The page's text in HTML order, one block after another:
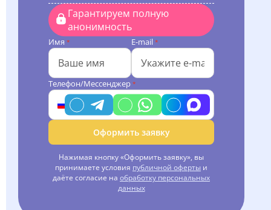
Гарантируем полную
анонимность
Имя * E-mail *
Телефон/Мессенджер *
Оформить заявку
Нажимая кнопку «Оформить заявку», вы
принимаете условия публичной оферты и
даёте согласие на обработку персональных
данных